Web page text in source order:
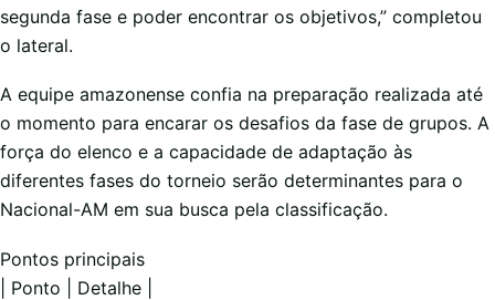
segunda fase e poder encontrar os objetivos,” completou
o lateral.
A equipe amazonense confia na preparação realizada até
o momento para encarar os desafios da fase de grupos. A
força do elenco e a capacidade de adaptação às
diferentes fases do torneio serão determinantes para o
Nacional-AM em sua busca pela classificação.
Pontos principais
| Ponto | Detalhe |